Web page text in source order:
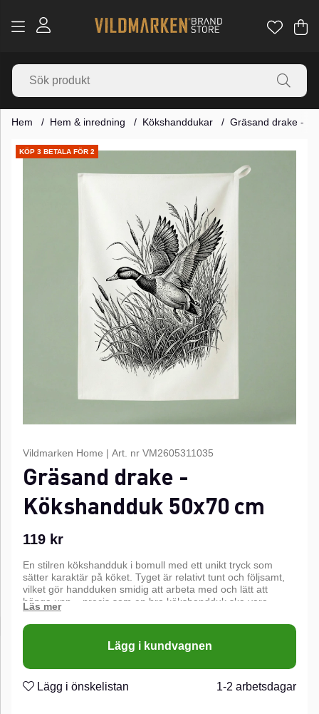
.
Hem Hem & inredning Kökshanddukar Gräsand drake -
KÖP 3 BETALA FÖR 2
Produktbilder
Vildmarken Home | Art. nr VM2605311035
Gräsand drake -
Kökshandduk 50x70 cm
119 kr
En stilren kökshandduk i bomull med ett unikt tryck som
sätter karaktär på köket. Tyget är relativt tunt och följsamt,
vilket gör handduken smidig att arbeta med och lätt att
hänga upp – precis som en bra kökshandduk ska vara.
Lägg i kundvagnen
Lägg i önskelistan 1-2 arbetsdagar